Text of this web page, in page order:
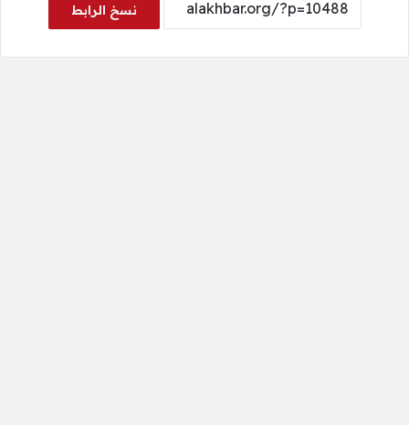
نسخ الرابط